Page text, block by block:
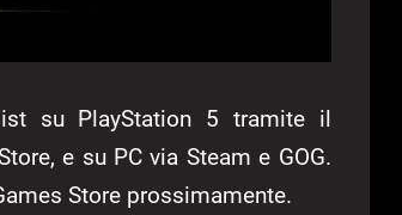
su PlayStation 5 tramite il
e su PC via Steam e GOG.
Store prossimamente.